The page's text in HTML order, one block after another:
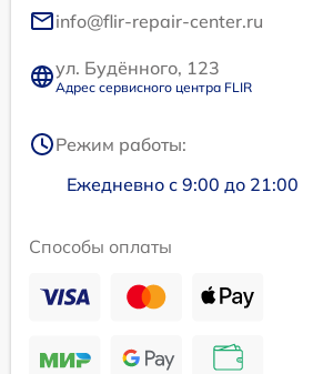
info@flir-repair-center.ru
ул. Будённого, 123
Адрес сервисного центра FLIR
Режим работы:
Ежедневно с 9:00 до 21:00
Способы оплаты